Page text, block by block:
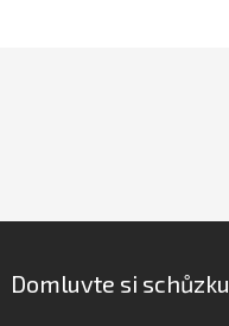
Domluvte si schůzku